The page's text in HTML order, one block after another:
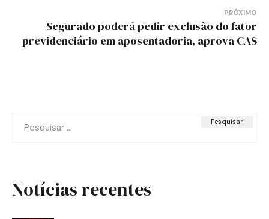
PRÓXIMO
Segurado poderá pedir exclusão do fator
previdenciário em aposentadoria, aprova CAS
por:
Notícias recentes